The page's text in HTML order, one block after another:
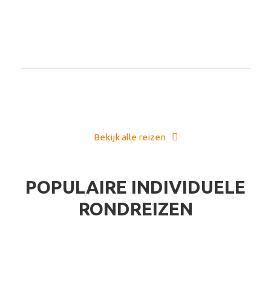
Bekijk alle reizen
POPULAIRE INDIVIDUELE
RONDREIZEN